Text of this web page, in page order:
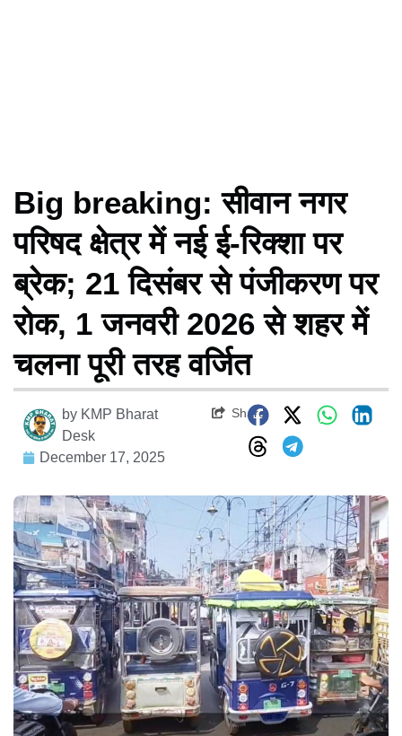
Big breaking: सीवान नगर
परिषद क्षेत्र में नई ई-रिक्शा पर
ब्रेक; 21 दिसंबर से पंजीकरण पर
रोक, 1 जनवरी 2026 से शहर में
चलना पूरी तरह वर्जित
by KMP Bharat
Desk
December 17, 2025
Share